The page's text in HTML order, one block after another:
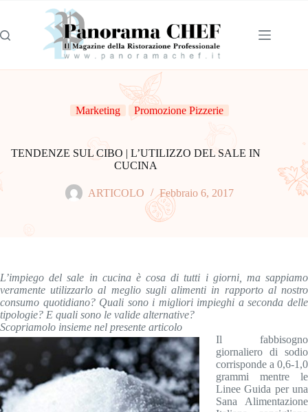
Marketing Promozione Pizzerie
TENDENZE SUL CIBO | L’UTILIZZO DEL SALE IN
CUCINA
ARTICOLO Febbraio 6, 2017
L’impiego del sale in cucina è cosa di tutti i giorni, ma sappiamo
veramente utilizzarlo al meglio sugli alimenti in rapporto al nostro
consumo quotidiano? Quali sono i migliori impieghi a seconda delle
tipologie? E quali sono le valide alternative?
Scopriamolo insieme nel presente articolo
Il fabbisogno
giornaliero di sodio
corrisponde a 0,6-1,0
grammi mentre le
Linee Guida per una
Sana Alimentazione